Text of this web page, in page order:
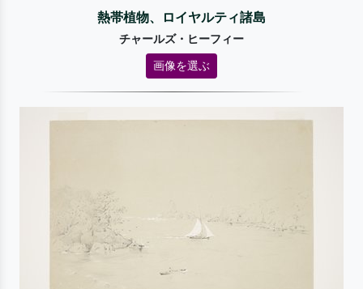
熱帯植物、ロイヤルティ諸島
チャールズ・ヒーフィー
画像を選ぶ